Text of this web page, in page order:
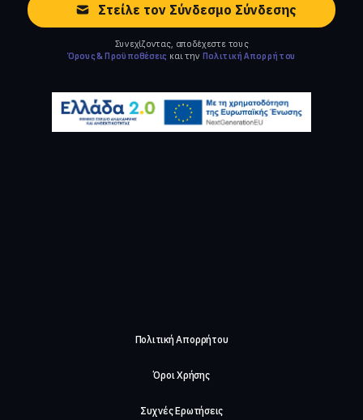
Στείλε τον Σύνδεσμο Σύνδεσης
Συνεχίζοντας, αποδέχεστε τους
Όρους & Προϋποθέσεις και την Πολιτική Απορρήτου
Πολιτική Απορρήτου
Όροι Χρήσης
Συχνές Ερωτήσεις